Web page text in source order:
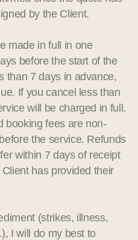
by the Client.
made in full in one
before the start of the
than 7 days in advance,
If you cancel less than
will be charged in full.
booking fees are non-
the service. Refunds
within 7 days of receipt
has provided their
(strikes, illness,
I will do my best to